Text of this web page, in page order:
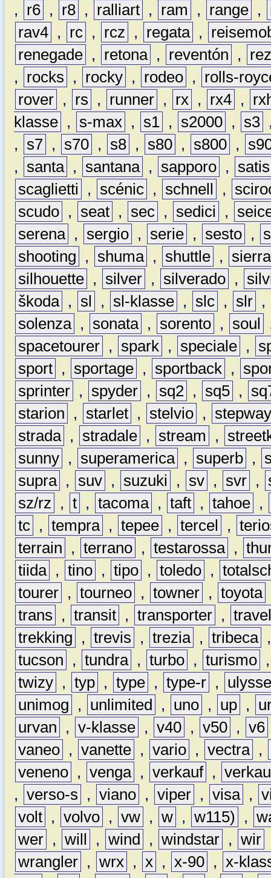
,
r6 , r8 , ralliart , ram , range ,
rav4 , rc , rcz , regata ,
renegade , retona , reventón ,
,
rocks , rocky , rodeo ,
rolls-
rover , rs , runner , rx , rx4 ,
klasse , s-max , s1 , s2000 , s3
,
s7 , s70 , s8 , s80 , s800 ,
,
santa , santana , sapporo ,
satis
scaglietti
, scénic , schnell ,
scudo , seat , sec , sedici ,
serena , sergio , serie , sesto ,
shooting
, shuma , shuttle ,
sierra
silhouette , silver , silverado ,
škoda , sl , sl-klasse , slc , slr ,
solenza , sonata , sorento , soul
spacetourer , spark , speciale ,
sport , sportage , sportback ,
sprinter , spyder , sq2 , sq5 ,
starion
, starlet , stelvio ,
strada , stradale , stream ,
sunny , superamerica , superb ,
supra , suv , suzuki , sv , svr ,
sz/rz
, t , tacoma , taft , tahoe ,
tc , tempra , tepee , tercel ,
terrain
, terrano , testarossa ,
tiida , tino , tipo , toledo ,
tourer , tourneo , towner , toyota
trans
, transit , transporter ,
trekking
, trevis , trezia , tribeca
tucson
, tundra , turbo , turismo
twizy , typ , type , type-r ,
unimog
, unlimited , uno , up ,
urvan
, v-klasse , v40 , v50 , v6
vaneo , vanette , vario , vectra ,
veneno , venga , verkauf ,
, verso-s , viano , viper , visa ,
volt , volvo , vw , w , w115) ,
wer , will , wind , windstar , wir
wrangler , wrx , x , x-90 , x-